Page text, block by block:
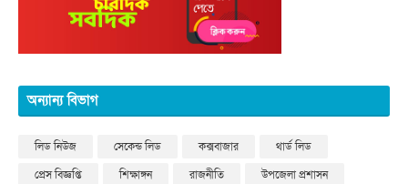
অন্যান্য বিভাগ
লিড নিউজ সেকেন্ড লিড কক্সবাজার
থার্ড লিড
প্রেস বিজ্ঞপ্তি
শিক্ষাঙ্গন রাজনীতি
উপজেলা প্রশাসন